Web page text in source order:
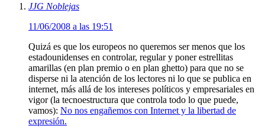
JJG Noblejas
11/06/2008 a las 19:51
Quizá es que los europeos no queremos ser menos que los
estadounidenses en controlar, regular y poner estrellitas
amarillas (en plan premio o en plan ghetto) para que no se
disperse ni la atención de los lectores ni lo que se publica en
internet, más allá de los intereses políticos y empresariales en
vigor (la tecnoestructura que controla todo lo que puede,
vamos): No nos engañemos con Internet y la libertad de
expresión.